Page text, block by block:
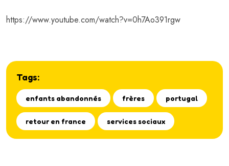
https://www.youtube.com/watch?v=0h7Ao391rgw
Tags:
enfants abandonnés frères portugal
retour en france services sociaux